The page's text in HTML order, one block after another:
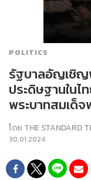
POLITICS
รัฐบาลอัญเชิญ
ประดิษฐานในไ
พระบาทสมเด็จ
โดย THE STANDARD
30.01.2024